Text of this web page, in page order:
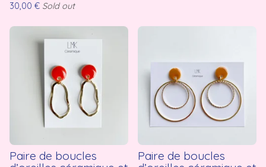
30,00 € Sold out
Paire de boucles
Paire de boucles